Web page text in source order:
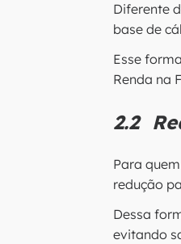
Diferente
base de
Esse
Renda na
2.2
Para
redução
Dessa
evitando